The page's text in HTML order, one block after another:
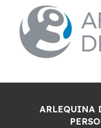
ARLEQUINA